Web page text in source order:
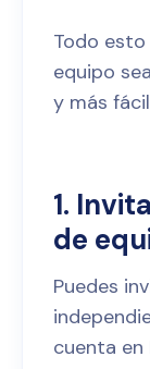
Todo
equipo
y más
1.
de
Puedes
cuenta en